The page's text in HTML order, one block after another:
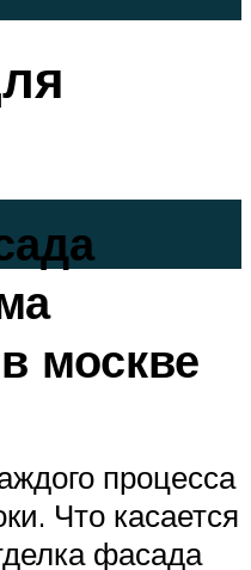
москве
процесса
Что касается
фасада